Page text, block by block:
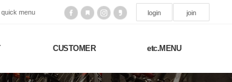
quick menu login join
CUSTOMER etc.MENU